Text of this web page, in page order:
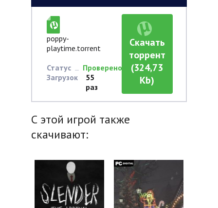
poppy-
playtime.torrent
Статус
Проверено
Загрузок
55
раз
Скачать
торрент
(324,73
Kb)
С этой игрой также
скачивают: